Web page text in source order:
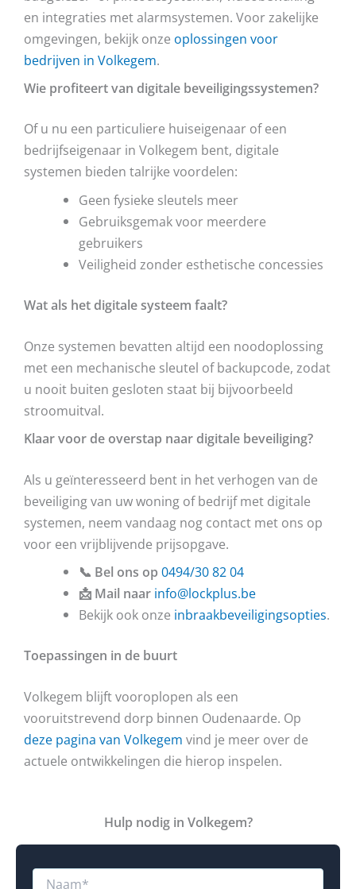
en integraties met alarmsystemen. Voor zakelijke
omgevingen, bekijk onze oplossingen voor
bedrijven in Volkegem.
Wie profiteert van digitale beveiligingssystemen?
Of u nu een particuliere huiseigenaar of een
bedrijfseigenaar in Volkegem bent, digitale
systemen bieden talrijke voordelen:
Geen fysieke sleutels meer
Gebruiksgemak voor meerdere
gebruikers
Veiligheid zonder esthetische concessies
Wat als het digitale systeem faalt?
Onze systemen bevatten altijd een noodoplossing
met een mechanische sleutel of backupcode, zodat
u nooit buiten gesloten staat bij bijvoorbeeld
stroomuitval.
Klaar voor de overstap naar digitale beveiliging?
Als u geïnteresseerd bent in het verhogen van de
beveiliging van uw woning of bedrijf met digitale
systemen, neem vandaag nog contact met ons op
voor een vrijblijvende prijsopgave.
📞 Bel ons op0494/30 82 04
📩 Mail naar info@lockplus.be
Bekijk ook onze inbraakbeveiligingsopties.
Toepassingen in de buurt
Volkegem blijft vooroplopen als een
vooruitstrevend dorp binnen Oudenaarde. Op
deze pagina van Volkegem vind je meer over de
actuele ontwikkelingen die hierop inspelen.
Hulp nodig in Volkegem?
N